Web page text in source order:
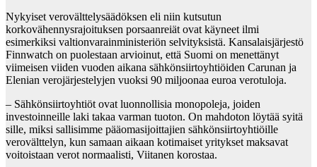
Nykyiset verovälttelysäädöksen eli niin kutsutun
korkovähennysrajoituksen porsaanreiät ovat käyneet ilmi
esimerkiksi valtionvarainministeriön selvityksistä. Kansalaisjärjestö
Finnwatch on puolestaan arvioinut, että Suomi on menettänyt
viimeisen viiden vuoden aikana sähkönsiirtoyhtiöiden Carunan ja
Elenian verojärjestelyjen vuoksi 90 miljoonaa euroa verotuloja.
– Sähkönsiirtoyhtiöt ovat luonnollisia monopoleja, joiden
investoinneille laki takaa varman tuoton. On mahdoton löytää syitä
sille, miksi sallisimme pääomasijoittajien sähkönsiirtoyhtiöille
verovälttelyn, kun samaan aikaan kotimaiset yritykset maksavat
voitoistaan verot normaalisti, Viitanen korostaa.